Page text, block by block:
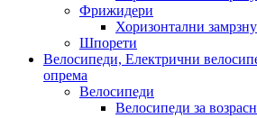
Фрижидери
Хоризонтални
Шпорети
Велосипеди, Електрични
опрема
Велосипеди
Велосипеди за